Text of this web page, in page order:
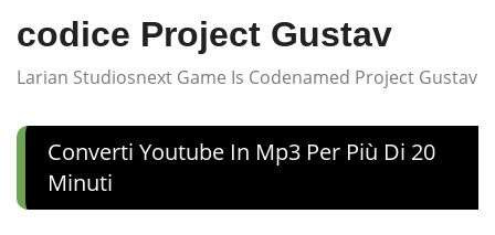
codice Project Gustav
Larian Studiosnext Game Is Codenamed Project Gustav
Converti Youtube In Mp3 Per Più Di 20
Minuti